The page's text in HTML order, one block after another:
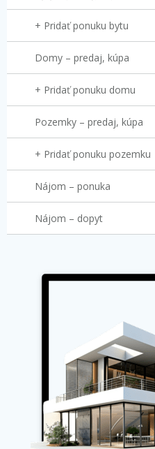
+ Pridať ponuku bytu
Domy – predaj, kúpa
+ Pridať ponuku domu
Pozemky – predaj, kúpa
+ Pridať ponuku pozemku
Nájom – ponuka
Nájom – dopyt